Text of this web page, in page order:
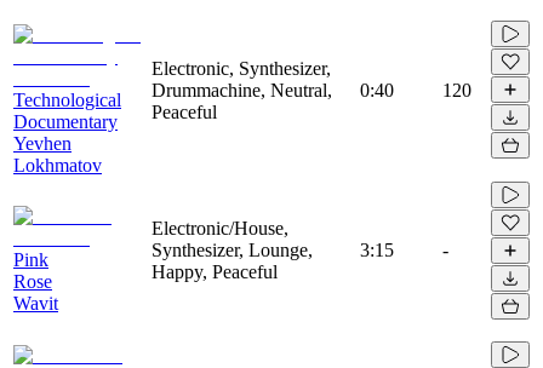
Technological
Documentary
Yevhen
Lokhmatov
Electronic, Synthesizer,
Drummachine, Neutral,
Peaceful
0:40 120
Pink
Rose
Wavit
Electronic/House,
Synthesizer, Lounge,
Happy, Peaceful
3:15 -